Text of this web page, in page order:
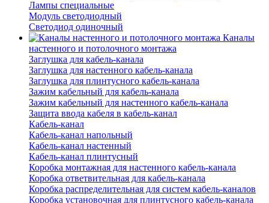
Лампы специальные
Модуль светодиодный
Светодиод одиночный
Каналы
настенного и потолочного монтажа
Заглушка для кабель-канала
Заглушка для настенного кабель-канала
Заглушка для плинтусного кабель-канала
Зажим кабельный для кабель-канала
Зажим кабельный для настенного кабель-канала
Защита ввода кабеля в кабель-канал
Кабель-канал
Кабель-канал напольный
Кабель-канал настенный
Кабель-канал плинтусный
Коробка монтажная для настенного кабель-канала
Коробка ответвительная для кабель-канала
Коробка распределительная для систем кабель-каналов
Коробка установочная для плинтусного кабель-канала